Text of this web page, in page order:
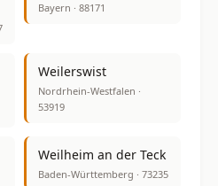
Bayern · 88171
Weilerswist
Nordrhein-Westfalen ·
53919
Weilheim an der Teck
Baden-Württemberg · 73235